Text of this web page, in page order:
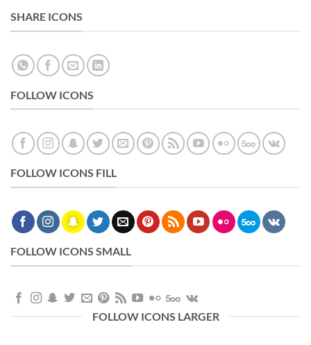
SHARE ICONS
FOLLOW ICONS
FOLLOW ICONS FILL
FOLLOW ICONS SMALL
FOLLOW ICONS LARGER